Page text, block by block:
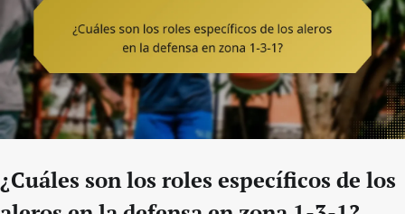
¿Cuáles son los roles específicos de los